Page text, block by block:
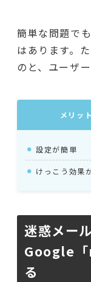
簡単な問題で
はあります。
のと、ユーザ
メリット
設定が簡単
けっこう効果
迷惑メー
Google「
る